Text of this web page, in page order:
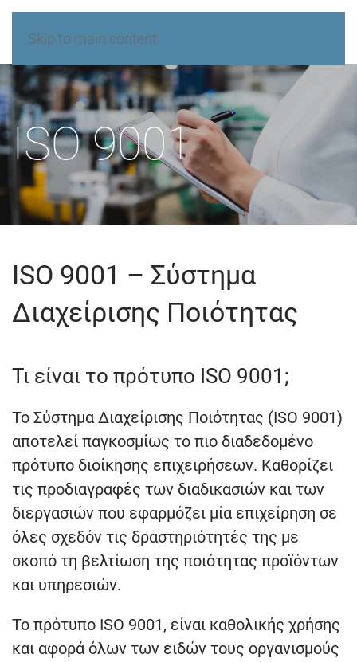
Skip to main content
ISO 9001
ISO 9001 – Σύστημα
Διαχείρισης Ποιότητας
Τι είναι το πρότυπο ISO 9001;
Το Σύστημα Διαχείρισης Ποιότητας (ISO 9001)
αποτελεί παγκοσμίως το πιο διαδεδομένο
πρότυπο διοίκησης επιχειρήσεων. Καθορίζει
τις προδιαγραφές των διαδικασιών και των
διεργασιών που εφαρμόζει μία επιχείρηση σε
όλες σχεδόν τις δραστηριότητές της με
σκοπό τη βελτίωση της ποιότητας προϊόντων
και υπηρεσιών.
Το πρότυπο ISO 9001, είναι καθολικής χρήσης
και αφορά όλων των ειδών τους οργανισμούς